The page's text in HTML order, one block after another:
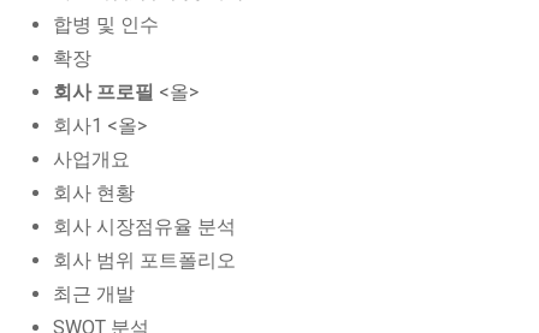
합병 및 인수
확장
회사 프로필 <올>
회사1 <올>
사업개요
회사 현황
회사 시장점유율 분석
회사 범위 포트폴리오
최근 개발
SWOT 분석